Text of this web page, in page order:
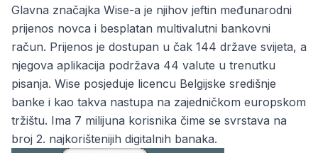
Glavna značajka Wise-a je njihov jeftin međunarodni
prijenos novca i besplatan multivalutni bankovni
račun. Prijenos je dostupan u čak 144 države svijeta, a
njegova aplikacija podržava 44 valute u trenutku
pisanja. Wise posjeduje licencu Belgijske središnje
banke i kao takva nastupa na zajedničkom europskom
tržištu. Ima 7 milijuna korisnika čime se svrstava na
broj 2. najkorištenijih digitalnih banaka.